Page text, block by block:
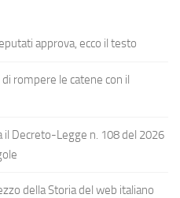
approva, ecco il testo
rompere le catene con il
il Decreto-Legge n. 108 del 2026
della Storia del web italiano